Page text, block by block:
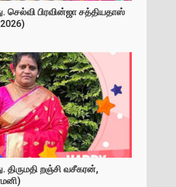
செல்வி பிரவின்ஜா சத்தியதாஸ்
திருமதி றஞ்சி வசீகரன்,